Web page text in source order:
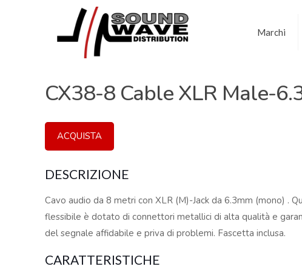
Marchi
CX38-8 Cable XLR Male-
ACQUISTA
DESCRIZIONE
Cavo audio da 8 metri con XLR (M)-Jack da 6.3mm (mono) .
flessibile è dotato di connettori metallici di alta qualità e
del segnale affidabile e priva di problemi. Fascetta inclusa.
CARATTERISTICHE